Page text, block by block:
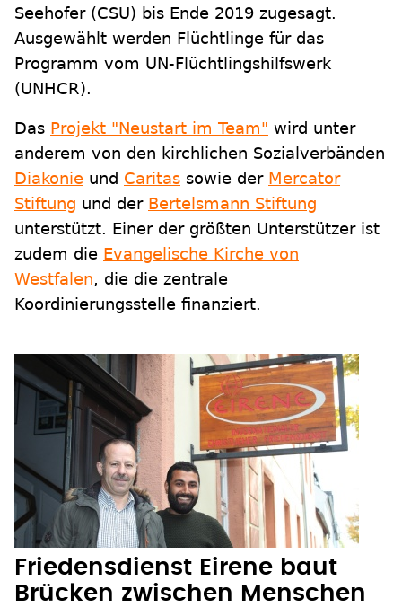
Seehofer (CSU) bis Ende 2019 zugesagt.
Ausgewählt werden Flüchtlinge für das
Programm vom UN-Flüchtlingshilfswerk
(UNHCR).
Das Projekt "Neustart im Team" wird unter
anderem von den kirchlichen Sozialverbänden
Diakonie und Caritas sowie der Mercator
Stiftung und der Bertelsmann Stiftung
unterstützt. Einer der größten Unterstützer ist
zudem die Evangelische Kirche von
Westfalen, die die zentrale
Koordinierungsstelle finanziert.
Friedensdienst Eirene baut
Brücken zwischen Menschen